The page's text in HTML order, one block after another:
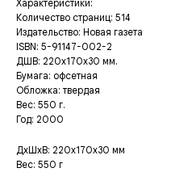
Характеристики:
Количество страниц: 514
Издательство: Новая газета
ISBN: 5-91147-002-2
ДШВ: 220x170x30 мм.
Бумага: офсетная
Обложка: твердая
Вес: 550 г.
Год: 2000
ДxШxВ: 220x170x30 мм
Вес: 550 г